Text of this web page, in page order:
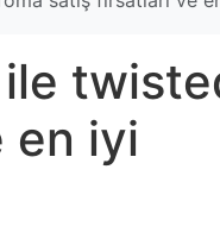
en iyi